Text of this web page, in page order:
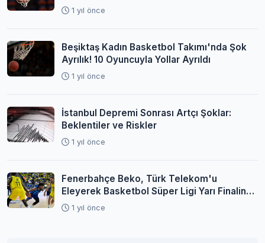
1 yıl önce
Beşiktaş Kadın Basketbol Takımı'nda Şok
Ayrılık! 10 Oyuncuyla Yollar Ayrıldı
1 yıl önce
İstanbul Depremi Sonrası Artçı Şoklar:
Beklentiler ve Riskler
1 yıl önce
Fenerbahçe Beko, Türk Telekom'u
Eleyerek Basketbol Süper Ligi Yarı Finaline
Yükseldi
1 yıl önce